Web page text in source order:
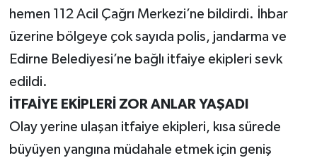
hemen 112 Acil Çağrı Merkezi’ne bildirdi. İhbar
üzerine bölgeye çok sayıda polis, jandarma ve
Edirne Belediyesi’ne bağlı itfaiye ekipleri sevk
edildi.
İTFAİYE EKİPLERİ ZOR ANLAR YAŞADI
Olay yerine ulaşan itfaiye ekipleri, kısa sürede
büyüyen yangına müdahale etmek için geniş